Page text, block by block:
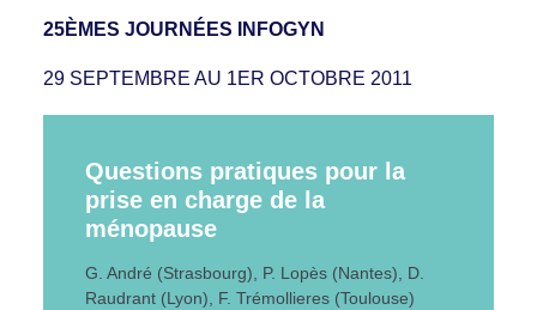
25ÈMES JOURNÉES INFOGYN
29 SEPTEMBRE AU 1ER OCTOBRE 2011
Questions pratiques pour la
prise en charge de la
ménopause
G. André (Strasbourg), P. Lopès (Nantes), D.
Raudrant (Lyon), F. Trémollieres (Toulouse)